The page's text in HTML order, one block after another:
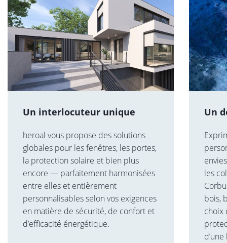
Un interlocuteur unique
heroal vous propose des solutions
globales pour les fenêtres, les portes,
la protection solaire et bien plus
encore — parfaitement harmonisées
entre elles et entièrement
personnalisables selon vos exigences
en matière de sécurité, de confort et
d’efficacité énergétique.
Un
les
bois,
choix